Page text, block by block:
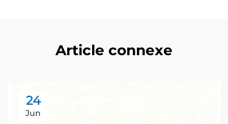
Article connexe
24
Jun